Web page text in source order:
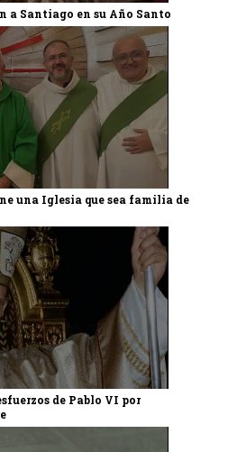
a Santiago en su Año Santo
una Iglesia que sea familia de
de Pablo VI por